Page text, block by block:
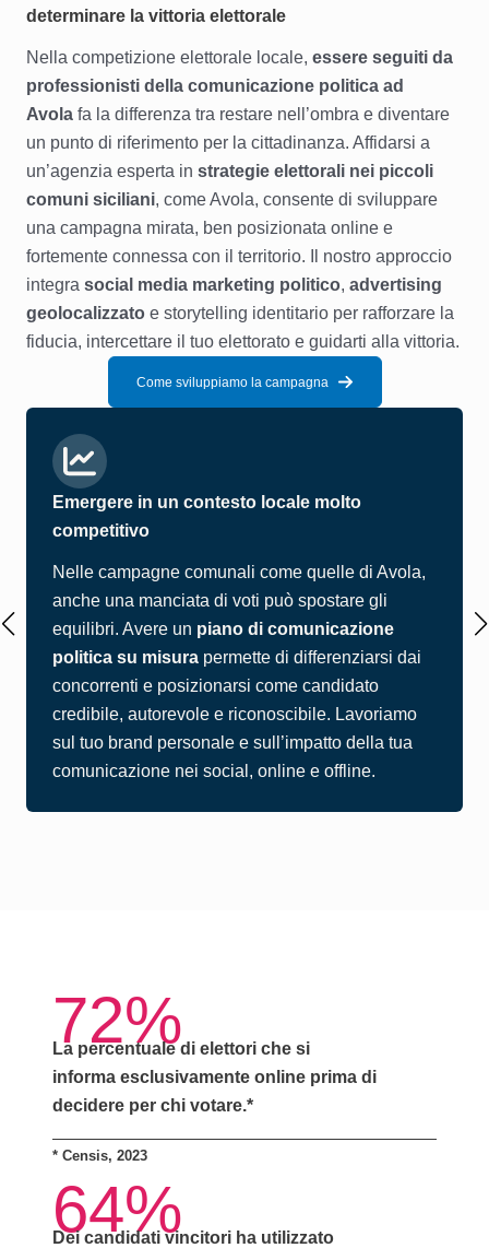
determinare la vittoria elettorale
Nella competizione elettorale locale, essere seguiti da
professionisti della comunicazione politica ad
Avola fa la differenza tra restare nell’ombra e diventare
un punto di riferimento per la cittadinanza. Affidarsi a
un’agenzia esperta in strategie elettorali nei piccoli
comuni siciliani, come Avola, consente di sviluppare
una campagna mirata, ben posizionata online e
fortemente connessa con il territorio. Il nostro approccio
integra social media marketing politico, advertising
geolocalizzato e storytelling identitario per rafforzare la
fiducia, intercettare il tuo elettorato e guidarti alla vittoria.
Come sviluppiamo la campagna
Emergere in un contesto locale molto
competitivo
Nelle campagne comunali come quelle di Avola,
anche una manciata di voti può spostare gli
equilibri. Avere un piano di comunicazione
politica su misura permette di differenziarsi dai
concorrenti e posizionarsi come candidato
credibile, autorevole e riconoscibile. Lavoriamo
sul tuo brand personale e sull’impatto della tua
comunicazione nei social, online e offline.
72%
La percentuale di elettori che si
informa esclusivamente online prima di
decidere per chi votare.*
* Censis, 2023
64%
Dei candidati vincitori ha utilizzato